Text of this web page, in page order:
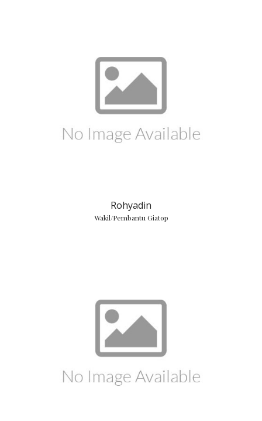
Rohyadin
Wakil/Pembantu Giatop